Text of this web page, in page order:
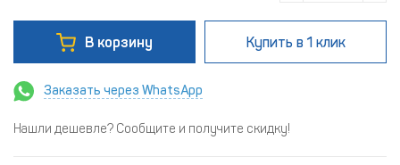
В корзину Купить в 1 клик
Заказать через WhatsApp
Нашли дешевле? Сообщите и получите скидку!